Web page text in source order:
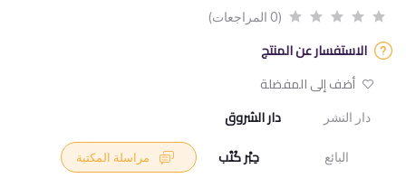
(0 المراجعات)
الاستفسار عن المنتج
أضف إلى المفضلة
دار النشر دار الشروق
البائع حِبْر كُتُب